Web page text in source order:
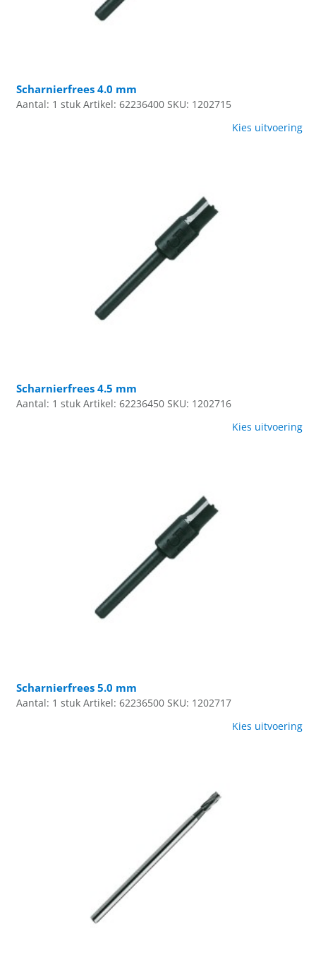
Scharnierfrees 4.0 mm
Aantal: 1 stuk Artikel: 62236400 SKU: 1202715
Kies uitvoering
Scharnierfrees 4.5 mm
Aantal: 1 stuk Artikel: 62236450 SKU: 1202716
Kies uitvoering
Scharnierfrees 5.0 mm
Aantal: 1 stuk Artikel: 62236500 SKU: 1202717
Kies uitvoering